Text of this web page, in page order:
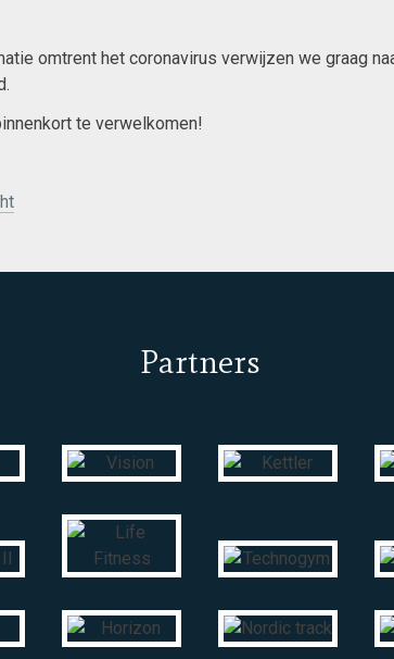
omtrent het coronavirus verwijzen we graag
te verwelkomen!
Partners